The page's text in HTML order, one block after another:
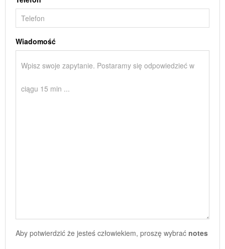
Wiadomość
Aby potwierdzić że jesteś człowiekiem, proszę wybrać notes